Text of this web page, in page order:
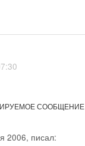
СООБЩЕНИЕ
2006, писал: